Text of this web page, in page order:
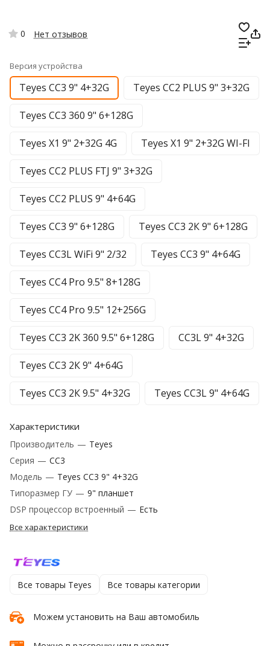
0 Нет отзывов
Версия устройства
Teyes CC3 9" 4+32G Teyes CC2 PLUS 9" 3+32G
Teyes CC3 360 9" 6+128G
Teyes X1 9" 2+32G 4G Teyes X1 9" 2+32G WI-FI
Teyes CC2 PLUS FTJ 9" 3+32G
Teyes CC2 PLUS 9" 4+64G
Teyes CC3 9" 6+128G Teyes CC3 2К 9" 6+128G
Teyes CC3L WiFi 9" 2/32 Teyes CC3 9" 4+64G
Teyes CC4 Pro 9.5" 8+128G
Teyes CC4 Pro 9.5" 12+256G
Teyes CC3 2K 360 9.5" 6+128G CC3L 9" 4+32G
Teyes CC3 2К 9" 4+64G
Teyes CC3 2К 9.5" 4+32G Teyes CC3L 9" 4+64G
Характеристики
Производитель — Teyes
Серия — CC3
Модель — Teyes CC3 9" 4+32G
Типоразмер ГУ — 9" планшет
DSP процессор встроенный — Есть
Все характеристики
Все товары Teyes Все товары категории
Можем установить на Ваш автомобиль